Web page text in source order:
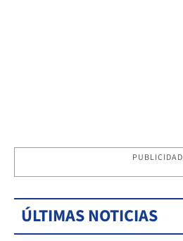
PUBLICIDAD
ÚLTIMAS NOTICIAS